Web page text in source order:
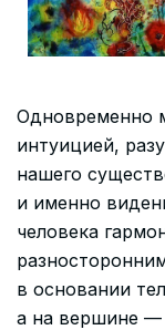
Одновременно
интуицией,
нашего
и именно
человека
в основании
а на вершине —